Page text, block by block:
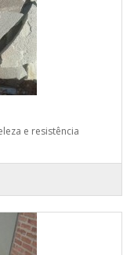
e resistência